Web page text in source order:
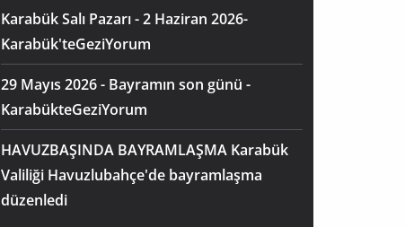
Karabük Salı Pazarı - 2 Haziran 2026-
Karabük'teGeziYorum
29 Mayıs 2026 - Bayramın son günü -
KarabükteGeziYorum
HAVUZBAŞINDA BAYRAMLAŞMA Karabük
Valiliği Havuzlubahçe'de bayramlaşma
düzenledi